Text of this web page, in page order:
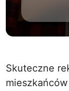
Skuteczne reklamy skierowane do